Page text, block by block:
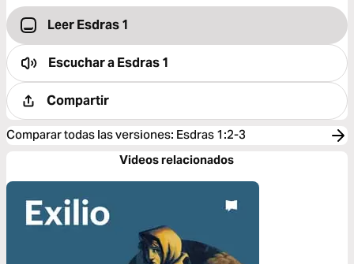
Leer Esdras 1
Escuchar aEsdras 1
Compartir
Comparar todas las versiones: Esdras 1:2-3
Videos relacionados